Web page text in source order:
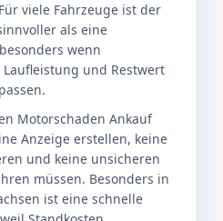
viele Fahrzeuge ist der
als eine
wenn
und Restwert
Motorschaden Ankauf
Anzeige erstellen, keine
und keine unsicheren
müssen. Besonders in
ist eine schnelle